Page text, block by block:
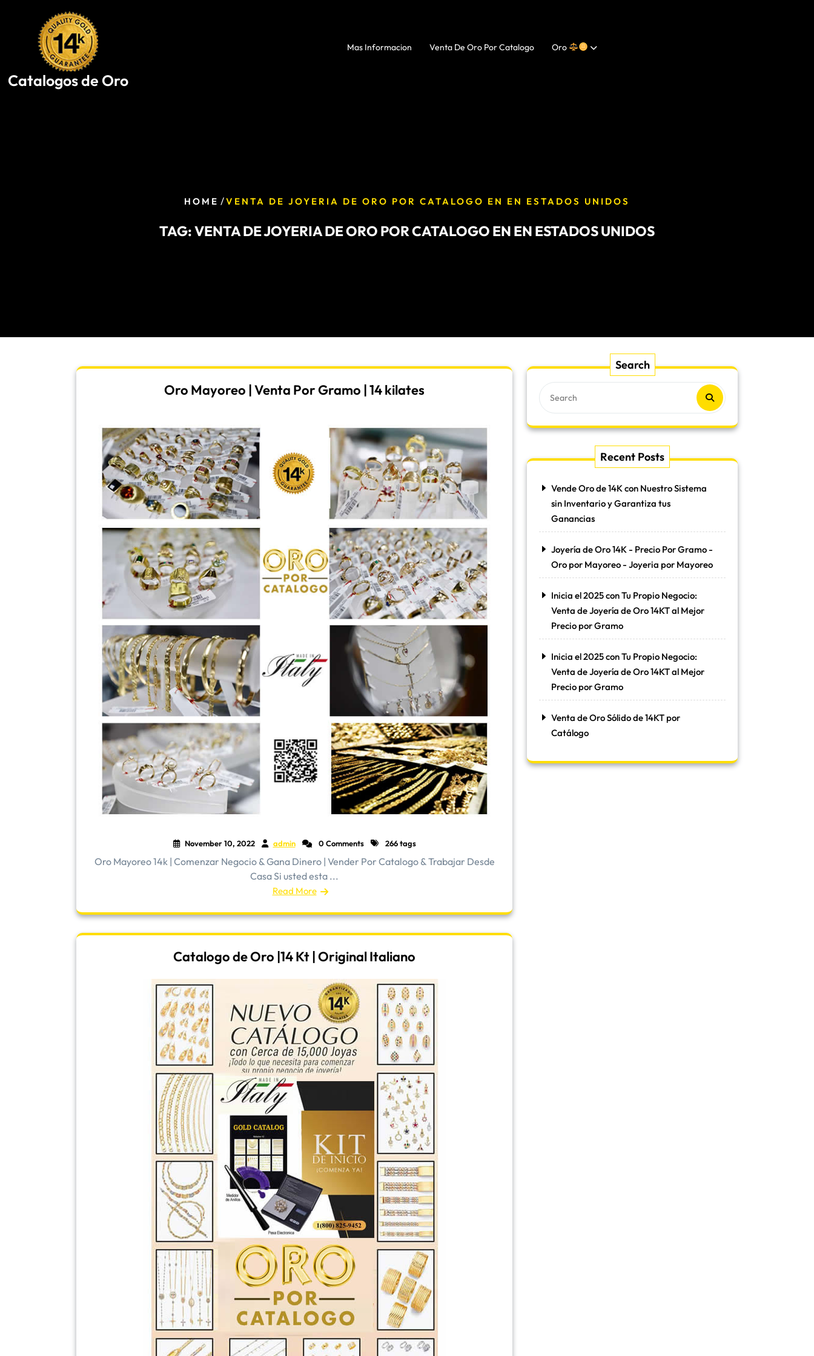
Catalogos de Oro
Mas Informacion Venta De Oro Por Catalogo Oro
HOME /VENTA DE JOYERIA DE ORO POR CATALOGO EN EN ESTADOS UNIDOS
TAG:VENTA DE JOYERIA DE ORO POR CATALOGO EN EN ESTADOS UNIDOS
Oro Mayoreo | Venta Por Gramo | 14 kilates
November 10, 2022 admin 0 Comments 266 tags
Oro Mayoreo 14k | Comenzar Negocio & Gana Dinero | Vender Por Catalogo & Trabajar Desde
Casa Si usted esta ...
Read More
Catalogo de Oro |14 Kt | Original Italiano
Search
Recent Posts
Vende Oro de 14K con Nuestro Sistema
sin Inventario y Garantiza tus
Ganancias
Joyería de Oro 14K - Precio Por Gramo -
Oro por Mayoreo - Joyeria por Mayoreo
Inicia el 2025 con Tu Propio Negocio:
Venta de Joyería de Oro 14KT al Mejor
Precio por Gramo
Inicia el 2025 con Tu Propio Negocio:
Venta de Joyería de Oro 14KT al Mejor
Precio por Gramo
Venta de Oro Sólido de 14KT por
Catálogo